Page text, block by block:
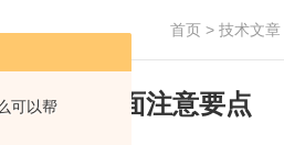
可以帮
首页 > 技术文章
的三个方面注意要点